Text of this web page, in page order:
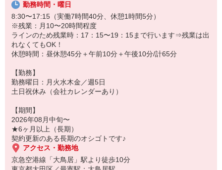
勤務時間・曜日
8:30〜17:15（実働7時間40分、休憩1時間5分）
※残業：月10〜20時間程度
ラインのため残業時：17：15〜19：15まで行います⇒残業は出
れなくてもOK！
休憩時間：昼休憩45分＋午前10分＋午後10分/計65分
【勤務】
勤務曜日：月火水木金／週5日
土日祝休み（会社カレンダーあり）
【期間】
2026年08月中旬〜
★6ヶ月以上（長期）
契約更新のある長期のオシゴトです♪
アクセス・勤務地
京急空港線「大鳥居」駅より徒歩10分